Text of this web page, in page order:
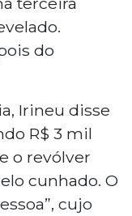
do
Irineu disse
R$ 3 mil
o revólver
cunhado. O
cujo